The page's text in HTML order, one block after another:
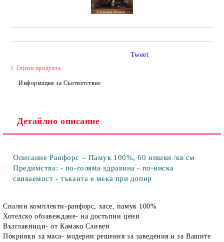
Оцени продукта
Информация за Съответствие
Tweet
Детайлно описание
Описание Ранфорс – Памук 100%, 60 нишки /кв см
Предимства: - по-голяма здравина - по-ниска
свиваемост - тъканта е мека при допир
Спални комплекти-ранфорс, хасе, памук 100%
Хотелско обзавеждане- на достъпни цени
Възглавници- от Камако Сливен
Покривки за маса- модерни решения за заведения и за Вашите